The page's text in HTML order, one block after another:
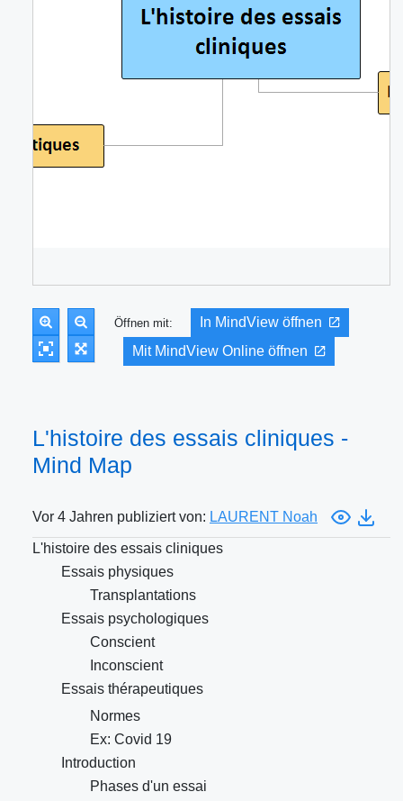
Öffnen mit:
In MindView öffnen
Mit MindView Online öffnen
L'histoire des essais cliniques -
Mind Map
Vor 4 Jahren publiziert von: LAURENT Noah
L'histoire des essais cliniques
Essais physiques
Transplantations
Essais psychologiques
Conscient
Inconscient
Essais thérapeutiques
Normes
Ex: Covid 19
Introduction
Phases d'un essai